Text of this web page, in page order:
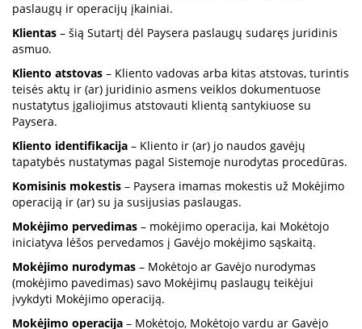
paslaugų ir operacijų įkainiai.
Klientas – šią Sutartį dėl Paysera paslaugų sudaręs juridinis
asmuo.
Kliento atstovas – Kliento vadovas arba kitas atstovas, turintis
teisės aktų ir (ar) juridinio asmens veiklos dokumentuose
nustatytus įgaliojimus atstovauti klientą santykiuose su
Paysera.
Kliento identifikacija – Kliento ir (ar) jo naudos gavėjų
tapatybės nustatymas pagal Sistemoje nurodytas procedūras.
Komisinis mokestis – Paysera imamas mokestis už Mokėjimo
operaciją ir (ar) su ja susijusias paslaugas.
Mokėjimo pervedimas – mokėjimo operacija, kai Mokėtojo
iniciatyva lėšos pervedamos į Gavėjo mokėjimo sąskaitą.
Mokėjimo nurodymas – Mokėtojo ar Gavėjo nurodymas
(mokėjimo pavedimas) savo Mokėjimų paslaugų teikėjui
įvykdyti Mokėjimo operaciją.
Mokėjimo operacija – Mokėtojo, Mokėtojo vardu ar Gavėjo